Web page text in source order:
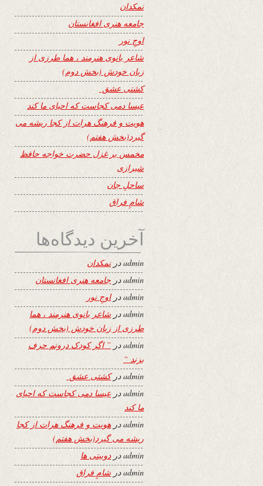
نمکدان
جامعه هنری افغانستان
اوجِ نور
شاعر بانوی هنرمند ، هما طرزی از
زبان خودش (بخش دوم)
کشتی عشق
عیسا دمی کجاست که احیای ما کند
هویت و فرهنگ هرات از کجا ریشه می
گیرد(بخش هفتم)
مخمس بر غزل حضرت خواجه حافظ
شیرازی
ساحلِ جان
شامِ فراق
آخرین دیدگاه‌ها
adminدرنمکدان
adminدر جامعه هنری افغانستان
adminدراوجِ نور
adminدر شاعر بانوی هنرمند ، هما
طرزی از زبان خودش (بخش دوم)
adminدر ” اگر کودک درونم حرف
بزند “
adminدرکشتی عشق
adminدر عیسا دمی کجاست که احیای
ما کند
adminدر هویت و فرهنگ هرات از کجا
ریشه می گیرد(بخش هفتم)
adminدردوبیتی ها
admin در شامِ فراق